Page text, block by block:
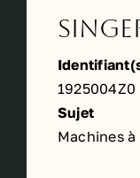
1925004Z0
Sujet
Machines